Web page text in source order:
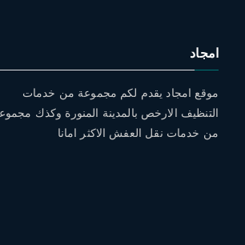
امجاد
موقع امجاد يقدم لكم مجموعة من خدمات
التنظيف الارخص بالمدينة المنورة وكذك
من خدمات نقل العفش الاكثر امانا